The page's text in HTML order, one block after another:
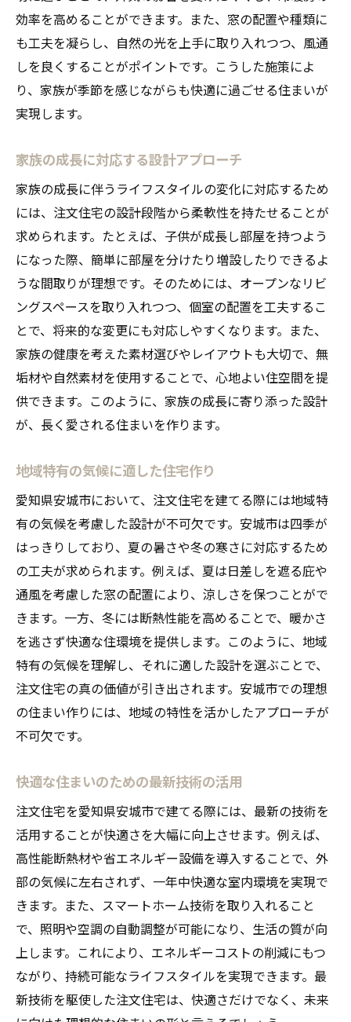
効率を高めることができます。また、窓の配置や種類に
も工夫を凝らし、自然の光を上手に取り入れつつ、風通
しを良くすることがポイントです。こうした施策によ
り、家族が季節を感じながらも快適に過ごせる住まいが
実現します。
家族の成長に対応する設計アプローチ
家族の成長に伴うライフスタイルの変化に対応するため
には、注文住宅の設計段階から柔軟性を持たせることが
求められます。たとえば、子供が成長し部屋を持つよう
になった際、簡単に部屋を分けたり増設したりできるよ
うな間取りが理想です。そのためには、オープンなリビ
ングスペースを取り入れつつ、個室の配置を工夫するこ
とで、将来的な変更にも対応しやすくなります。また、
家族の健康を考えた素材選びやレイアウトも大切で、無
垢材や自然素材を使用することで、心地よい住空間を提
供できます。このように、家族の成長に寄り添った設計
が、長く愛される住まいを作ります。
地域特有の気候に適した住宅作り
愛知県安城市において、注文住宅を建てる際には地域特
有の気候を考慮した設計が不可欠です。安城市は四季が
はっきりしており、夏の暑さや冬の寒さに対応するため
の工夫が求められます。例えば、夏は日差しを遮る庇や
通風を考慮した窓の配置により、涼しさを保つことがで
きます。一方、冬には断熱性能を高めることで、暖かさ
を逃さず快適な住環境を提供します。このように、地域
特有の気候を理解し、それに適した設計を選ぶことで、
注文住宅の真の価値が引き出されます。安城市での理想
の住まい作りには、地域の特性を活かしたアプローチが
不可欠です。
快適な住まいのための最新技術の活用
注文住宅を愛知県安城市で建てる際には、最新の技術を
活用することが快適さを大幅に向上させます。例えば、
高性能断熱材や省エネルギー設備を導入することで、外
部の気候に左右されず、一年中快適な室内環境を実現で
きます。また、スマートホーム技術を取り入れること
で、照明や空調の自動調整が可能になり、生活の質が向
上します。これにより、エネルギーコストの削減にもつ
ながり、持続可能なライフスタイルを実現できます。最
新技術を駆使した注文住宅は、快適さだけでなく、未来